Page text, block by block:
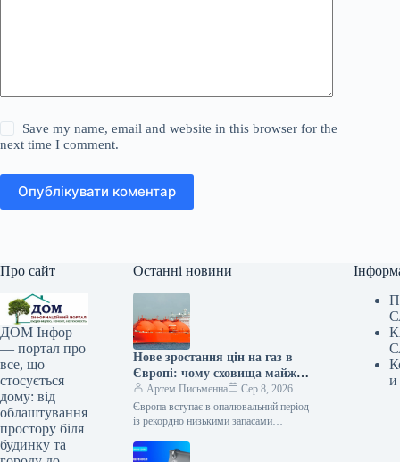
Save my name, email and website in this browser for the
next time I comment.
Опублікувати коментар
Про сайт
ДОМ Інфор
— портал про
все, що
стосується
дому: від
облаштування
простору біля
будинку та
Останні новини
Нове зростання цін на газ в
Європі: чому сховища майже
порожні напередодні зими —
Мінфін
Артем Письменна
Сер 8, 2026
Європа вступає в опалювальний період
із рекордно низькими запасами
зафіксованими за весь період
и